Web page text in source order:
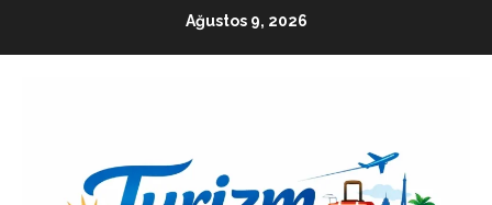
Ağustos 9, 2026